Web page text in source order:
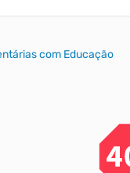
com Educação